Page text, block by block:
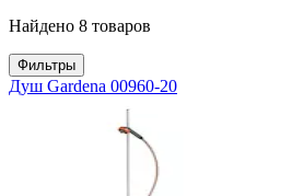
Найдено 8 товаров
Фильтры
Душ Gardena 00960-20